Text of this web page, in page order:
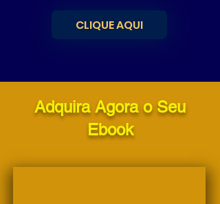
CLIQUE AQUI
Adquira Agora o Seu
Ebook